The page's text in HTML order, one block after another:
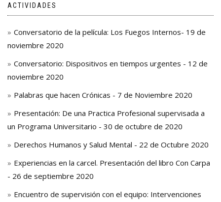
ACTIVIDADES
Conversatorio de la película: Los Fuegos Internos- 19 de
noviembre 2020
Conversatorio: Dispositivos en tiempos urgentes - 12 de
noviembre 2020
Palabras que hacen Crónicas - 7 de Noviembre 2020
Presentación: De una Practica Profesional supervisada a
un Programa Universitario - 30 de octubre de 2020
Derechos Humanos y Salud Mental - 22 de Octubre 2020
Experiencias en la carcel. Presentación del libro Con Carpa
- 26 de septiembre 2020
Encuentro de supervisión con el equipo: Intervenciones